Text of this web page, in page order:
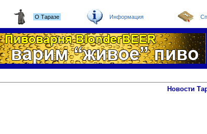
О Таразе Информация
Новости